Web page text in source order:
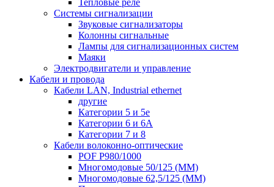
Системы сигнализации
Звуковые сигнализаторы
Колонны сигнальные
Лампы для сигнализационных систем
Маяки
Электродвигатели и управление
Кабели и провода
Кабели LAN, Industrial ethernet
другие
Категории 5 и 5е
Категории 6 и 6A
Категории 7 и 8
Кабели волоконно-оптические
POF P980/1000
Многомодовые 50/125 (ММ)
Многомодовые 62,5/125 (ММ)